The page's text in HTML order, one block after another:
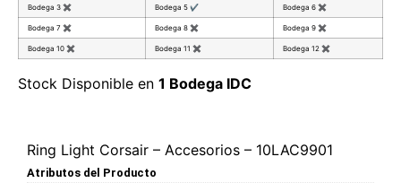
Bodega 3 ✖ Bodega 5 ✔ Bodega 6 ✖
Bodega 7 ✖ Bodega 8 ✖ Bodega 9 ✖
Bodega 10 ✖ Bodega 11 ✖ Bodega 12 ✖
Stock Disponible en 1 Bodega IDC
Ring Light Corsair – Accesorios – 10LAC9901
Atributos del Producto